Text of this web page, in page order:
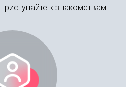
к знакомствам